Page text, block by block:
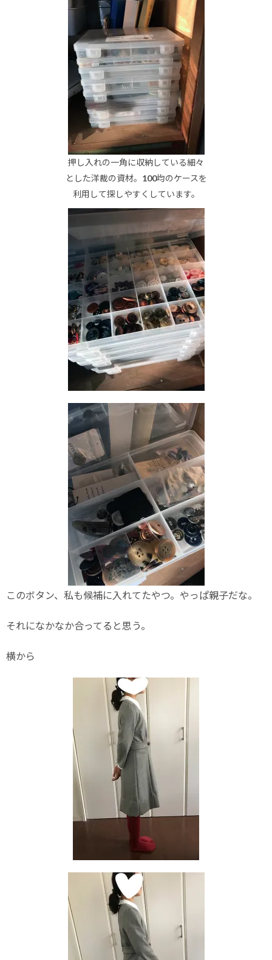
押し入れの一角に収納している細々
とした洋裁の資材。100均のケースを
利用して探しやすくしています。
このボタン、私も候補に入れてたやつ。やっぱ親子だな。
それになかなか合ってると思う。
横から